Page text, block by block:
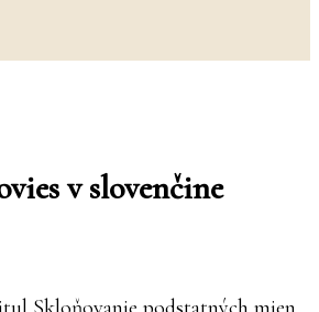
v slovenčine